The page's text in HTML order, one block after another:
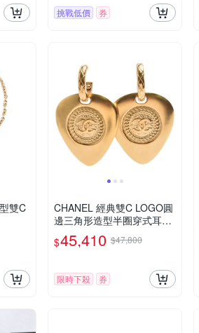
挑戰低價 券
雙C
CHANEL 經典雙C LOGO圓
邊三角形造型半圈穿式耳環
(黃金色)
$45,410 $47,800
限時下殺 券